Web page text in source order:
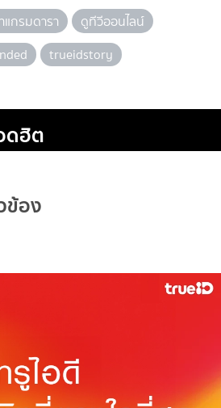
กรมดารา
ดูทีวีออนไลน์
trueidstory
ดฮิต
ข้อง